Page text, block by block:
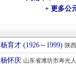
+ 更多公
杨育才 (1926～1999) 陕
杨怀庆 山东省潍坊市寿光人